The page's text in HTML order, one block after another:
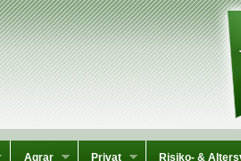
Agrar Privat Risiko- &